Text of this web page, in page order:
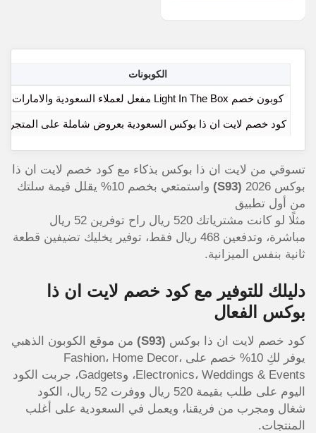
الكوبونات
كوبون خصم Light In The Box مفعل لعملاء السعودية والامارات
كود خصم لايت ان ذا بوكس السعودية بعروض شاملة على المتجر
تسوقي من لايت ان ذا بوكس بذكاء مع كود خصم لايت ان ذا
بوكس 2026
(S93)
واستمتعي بخصم 10% يقلل قيمة سلتك
من أول تطبيق
مثلًا لو كانت مشترياتك 520 ريال راح توفرين 52 ريال
مباشرة، وتدفعين 468 ريال فقط، توفير يخليك تضيفين قطعة
ثانية بنفس الميزانية.
دليلك للتوفير مع كود خصم لايت ان ذا
بوكس الفعال
كود خصم لايت ان ذا بوكس (S93)
من موقع الكوبون الذهبي
يوفر لكِ 10% خصم على Fashion، Home Decor،
Electronics، Weddings & Events، وGadgets، جربت الكود
اليوم على طلب بقيمة 520 ريال ووفرت 52 ريال، الكود
شغال ومجرب من فريقنا، ويعمل في السعودية على أغلب
المنتجات.